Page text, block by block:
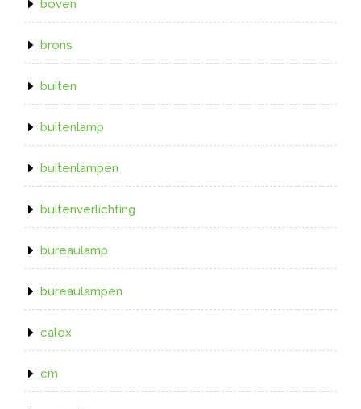
boven
brons
buiten
buitenlamp
buitenlampen
buitenverlichting
bureaulamp
bureaulampen
calex
cm